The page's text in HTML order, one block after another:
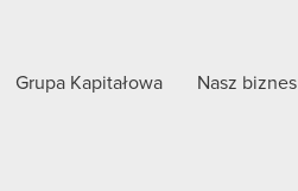
Grupa Kapitałowa Nasz biznes